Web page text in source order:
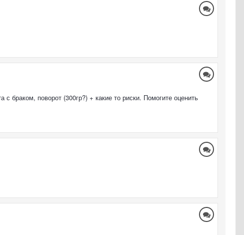
браком, поворот (300гр?) + какие то риски. Помогите оценить